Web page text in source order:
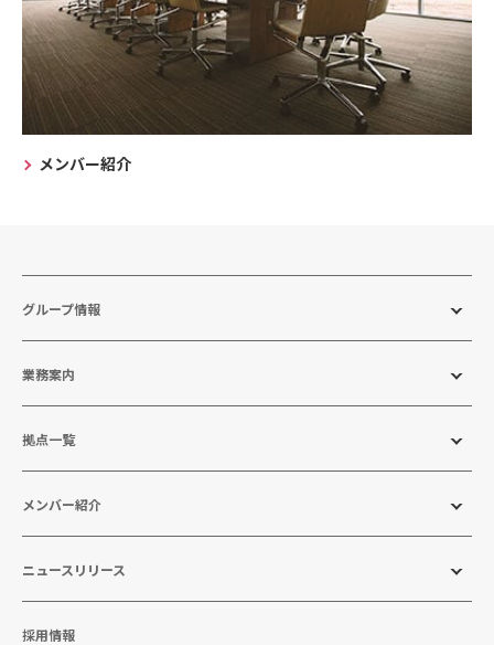
メンバー紹介
グループ情報
業務案内
拠点一覧
メンバー紹介
ニュースリリース
採用情報